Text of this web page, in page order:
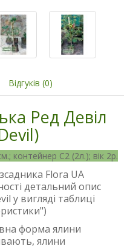
Відгуків (0)
Ред Девіл
контейнер С2 (2л.); вік 2р.
Flora UA
детальний опис
у вигляді таблиці
форма ялини
ялини